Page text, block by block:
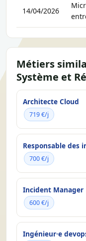
14/04/2026
Métiers
Système et
Architecte Cloud
719 €/j
Responsable des
700 €/j
Incident Manager
600 €/j
Ingénieur·e